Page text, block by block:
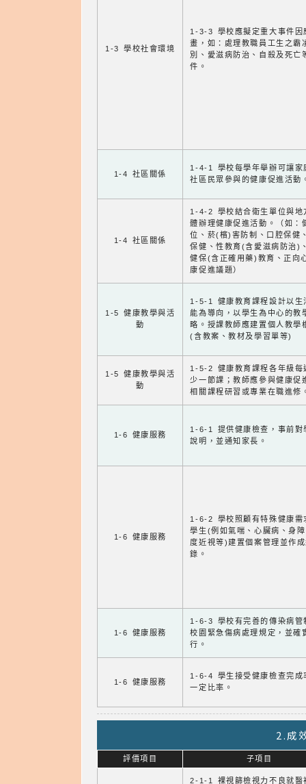
1-3 學校社會環境
1-3-3 學校應擬定重大事件因
畫，如：處理教職員工生之霸
別、愛滋病防治、自殺及死亡
件。
1-4 社區關係
1-4-1 學校每學年舉辦可讓家
社區民眾參與的健康促進活動
1-4 社區關係
1-4-2 學校結合衛生單位與地
體辦理健康促進活動。（如：
位、菸(檳)害防制、口腔保健
保健、性教育(含愛滋病防治)
健保(含正確用藥)教育、正向
康促進議題）
1-5 健康教學與活
動
1-5-1 健康教育課程設計以生
能為導向，以學生為中心的教
略。授課教師應建置個人教學
(含教案、教材及學習單等)
1-5 健康教學與活
動
1-5-2 健康教育課程各年級每
少一節課；教師應參與健康促
相關課程研習或專業在職進修
1-6 健康服務
1-6-1 提供健康檢查，事前對
說明，並通知家長。
1-6 健康服務
1-6-2 學校照顧有特殊健康需
學生(例如氣喘、心臟病、身
度近視等)建置個案管理並作
錄。
1-6 健康服務
1-6-3 學校有完善的傳染病管
校園緊急傷病處理規定，並確
行。
1-6 健康服務
1-6-4 學生接受健康檢查完成
一定比率。
2.成
評價項目 子項目
2-1-1 裸視篩檢視力不良就醫